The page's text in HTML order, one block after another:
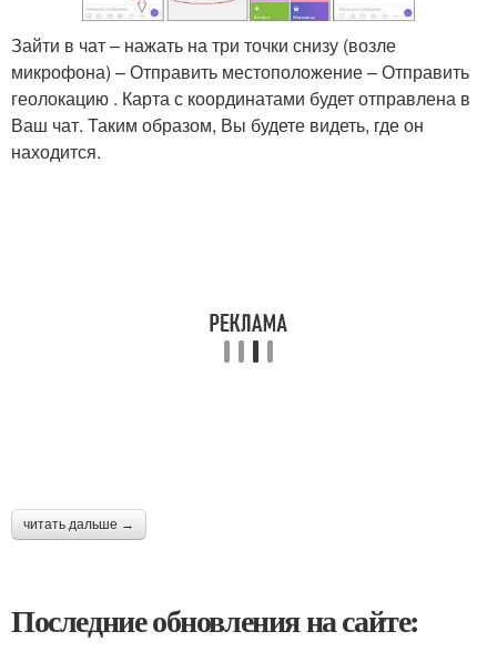
Зайти в чат – нажать на три точки снизу (возле
микрофона) – Отправить местоположение – Отправить
геолокацию . Карта с координатами будет отправлена в
Ваш чат. Таким образом, Вы будете видеть, где он
находится.
читать дальше →
Последние обновления на сайте: